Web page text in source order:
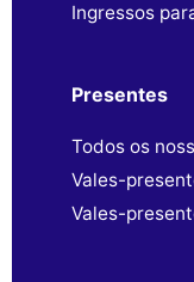
Ingressos
Presentes
Todos os
Vales-
Vales-